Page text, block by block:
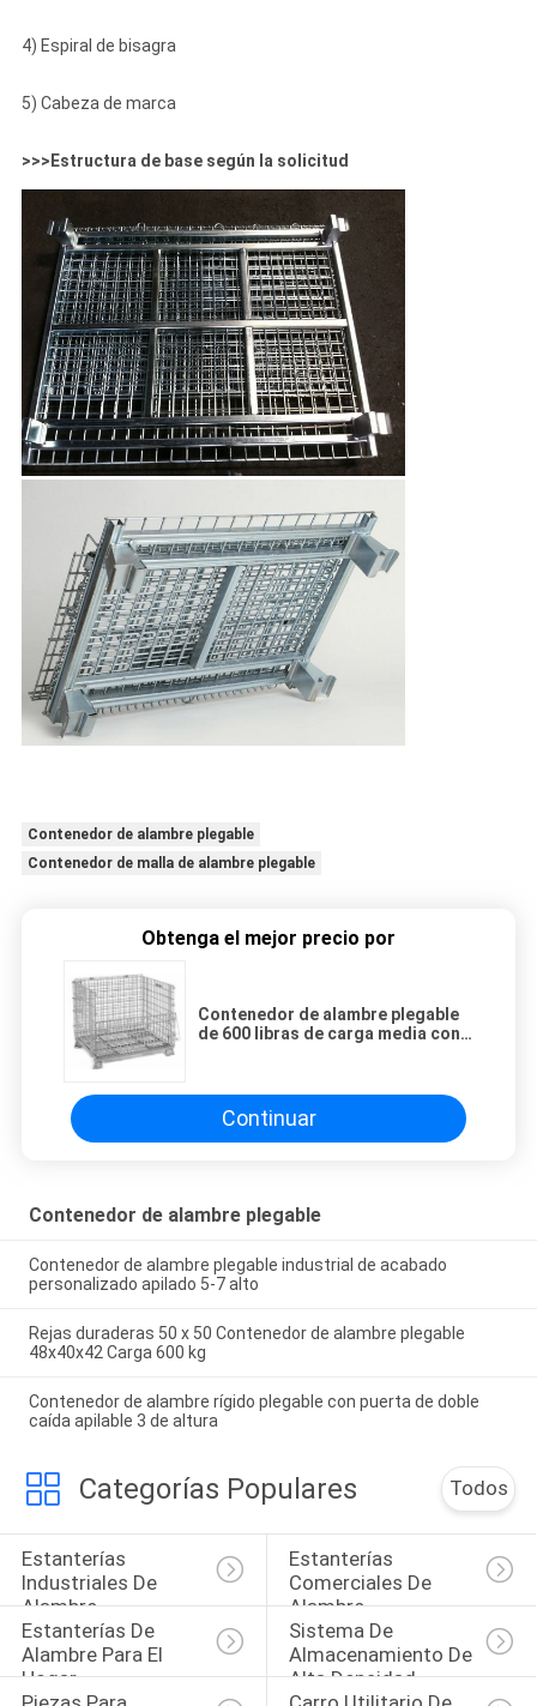
4) Espiral de bisagra
5) Cabeza de marca
>>>Estructura de base según la solicitud
Contenedor de alambre plegable
Contenedor de malla de alambre plegable
Obtenga el mejor precio por
Contenedor de alambre plegable
de 600 libras de carga media con
Continuar
Contenedor de alambre plegable
Contenedor de alambre plegable industrial de acabado
personalizado apilado 5-7 alto
Rejas duraderas 50 x 50 Contenedor de alambre plegable
48x40x42 Carga 600 kg
Contenedor de alambre rígido plegable con puerta de doble
caída apilable 3 de altura
Categorías Populares Todos
Estanterías
Industriales De
Alambre
Estanterías
Comerciales De
Alambre
Estanterías De
Alambre Para El
Hogar
Sistema De
Almacenamiento De
Alta Densidad